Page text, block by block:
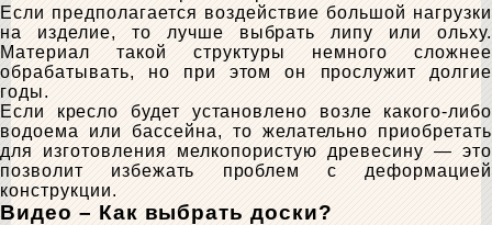
Если предполагается воздействие большой нагрузки
на изделие, то лучше выбрать липу или ольху.
Материал такой структуры немного сложнее
обрабатывать, но при этом он прослужит долгие
годы.
Если кресло будет установлено возле какого-либо
водоема или бассейна, то желательно приобретать
для изготовления мелкопористую древесину — это
позволит избежать проблем с деформацией
конструкции.
Видео – Как выбрать доски?